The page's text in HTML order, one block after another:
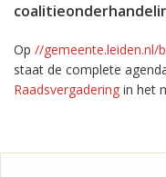
Op //gemeente.leiden.nl/
staat de complete
Raadsvergadering in het